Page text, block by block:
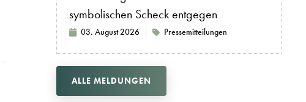
symbolischen Scheck entgegen
03. August 2026 Pressemitteilungen
ALLE MELDUNGEN